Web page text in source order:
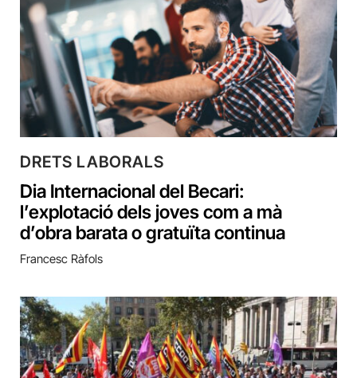
DRETS LABORALS
Dia Internacional del Becari:
l’explotació dels joves com a mà
d’obra barata o gratuïta continua
Francesc Ràfols